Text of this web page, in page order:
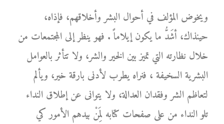
ويخوض المؤلف في أحوال البشر وأخلاقهم، فإذاه،
حينذاك، أشَدُّ ما يكون إيلاماً . فهو ينظر إلى المجتمعات من
خلال نظارته التي تميز بين الخير والشر، ولا تتأثر بالعوامل
البشرية السخيفة ، فنراه يطرب لأدنى بارقة خير، ويألم
لتعاظم الشر وفقدان العدالة، ولا يتوانى عن إطلاق النداء
تلو النداء من على صفحات كتابه لِمَنْ بيدهم الأمور كي